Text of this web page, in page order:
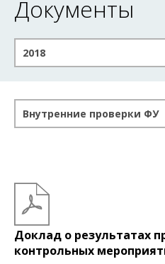
Документы
2018
Внутренние проверки ФУ
Доклад о результатах
контрольных